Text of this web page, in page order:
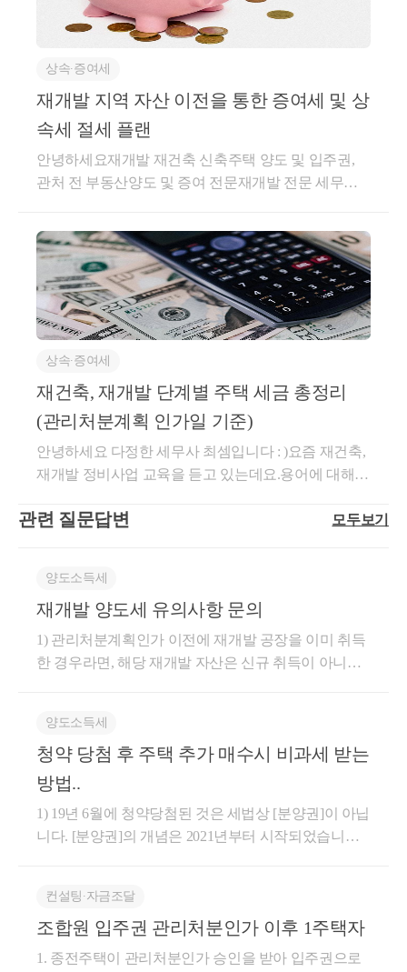
경과 후 조합원 입주권을 취득② 재개발재건축 신축주
택이완성된 후 3년 이내에 그 주택으로 세대 전원이 이
이 완성되기 전이나완성 후 3년 이내에 종전 주택을 양
도할 것[ 일반 분양 당첨자 일시적 분양권 비과세 특례
][요건]☞ Case 1 . 분양권 취득 3년 이내에 종전 주택 양
년 경과 후 분양권을 취득② 분양권 취득한 날부터3년
이내에 종전 주택을 양도☞ Case 2. 분양권 취득 3년 이
전 주택 취득일부터1년 경과 후 분양권을 취득② 재개
발재건축 신축주택이완성된 후 3년 이내에 그 주택으
로 세대 전원이 이사하여 1년 이상 계속 거주③ 재개발
재건축 신축주택이 완성되기 전이나완성 후 3년 이내
에 종전 주택을 양도할 것[4] 입주권 주택 수 포함 및 장
택 수 포함 - O[2] 입주권 자체 양도시 중과세율 적용 여
부 - X[3] 장기보유특별공제 관련 - 관리처분계획인가
욱 더 극대화 시킬 수 있습니다.또한, 다세대 주택 중
시가표준액(기준시가)이 3억원 미만이라면일반 취득
세율로 증여를 할 수 있는 장점도 있습니다.주의사항
및 진행절차재개발 지역의 부동산을 증여 그냥 진행하
면 될까 ?그렇다면 이러한 재개발 지역의 증여는 간단
하게 감정평가 후 등기를 통하여 진행하면 될까요 ?자
칫 잘못하면감정 등 부수비용 모두 지출한 상태에서
토지거래허가 대상이라 더이상의 절차 진행 불가능투
기과열지구 조합원지위 전매제한 위배로 해당 권리 현
로 인한 추가 세액 부담취득세율 착오 계산으로 수억
원대의 취득세 발생주택임대사업자 요건 위배로 감면
세액 및 과태료 추징등 심각한 문제가 발생할 수 있습
니다.아래의 절차에 따라 면밀히 검토하고 진행하여야
합니다.☞ [Step -1] 조합원 지위 유지 관련 ( 도시 및 주
조합원 지위가 박탈되지 않는 지 면밀하게 확인하여야
합니다.권리가액으로 현금 청산될 수 있습니다.이러한
확인은 아래의 절차에 따라 진행됩니다.[1] 납세자 + 세
기에 세무사의 전문 영역은 아닙니다.다만, 법률 전문
가인 변호사님도 해당 판단은 조심스러워 하고 검토하
, 그리고 재개발 재건축 전문 세무사의 지식 공유를 통
이 조합원입주권인지 주택인지 확인 + 현재 재개발 단
에 난 재개발 지역인지도정법 시행령 제 37조의 예외
사항에 해당하는지수증자의 세대분리를 통하여 조합
원 지위 이전에 문제가 없는지이후 분담금과 전세금
지[2] 조합 사무실 및 행정기관 확인구청 도시정비과
및 조합 사무실에 해당 내용 기반으로 법령 추적 및 사
실관계 확인 후 질의[3] 등기 과정 다시 한 번 확인 ( 조
이전의 형태 결정 및 절차상 문제 검토 ( 통 증여, 부담
부 증여, 저가 매매, 교환 등 )조합원 지위 이전에 문제
행하시면 됩니다.[1] 자산 이전의 형태 결정 ( 현재 세입
등)나 전략정비구역(성수) 등 토지거래허가대상인지
확인감정평가 후 증여 등기를 하여야 하기에 평가 후
동산 / 아파트 / 고가 빌라&gt;Check Point. 증여대상 부
동산이 아파트인경우 유사매매사례가액 확인증여 시
점 선정 이유☞ ① 증여세 최소화사업시행인가가 나는
순간 사업 중단 가능성이 희박해지기에 투자자 매수세
이루어져 유사매매사례가액이 형성될 가능성이 높음.
사업시행인가 후 유사매매사례가액이 높아져 부담하
여야 할 증여세액이 증가할 가능성 높음.☞ ② 원조합
축 주택의 양도소득세 계산시 보유기간을 기존 주택
취득시기부터 보유기간을 인정시세 급등 전 증여☞ ③
재개발 물건의 조합원 지위 이전재개발 예정 부동산의
경우 이후 관리처분계획인가가 난다면 도정법 39조 및
도정법시행령 37조 예외 사항에 해당하지 않는다면조
합원 지위 전매가 불가하기에 사전에 이전하여야 하는
데 최적 시점이 될 가능성이 높음.☞ ④ 평가심의위원
회 대상이 될 수 있는 경우 추정시가로 증여재산가액
이 신고 후 불인정 될 수 있기에 해당 시점에 증여세번
째 고려 증여 시점[ 관리처분계획 전 종전자산평가 이
후 ] &lt;대상 : 투기과열지구 재개발 물건 및 일부 다세
대주택 단독주택 및 빌라 &gt;Check Point. 유사매매사
상 고가의 빌라인지 확인 / 증여자 2주택 여부 확인증
원조합원의 경우 차후 재개발 재건축 신축 주택의 양
보유기간을 인정현재 사업시행인가가 났다면 관리처
분계획인가 전 증여 고려☞② 조합원 지위 전매제한
이전 증여재개발 부동산의 경우 관리처분계획인가일
재사업시행인가 이후 부동산 시세는 일반적으로 오르
나 관리처분계획 이전종전자산에 대한 평가가 이루어
지면 일부 실망 매물이 발생할 수 있어 잠시 가격이 낮
아질 수 있습니다.해당 시점의 유사매매사례가액이나
감정평가가액으로 증여를 진행하는 것도 고려할 수 있
습니다.☞④ 수증자 이주비대출 가능성 존재 및 대체
분계획 인가 후 이주비대출을 받아대체주택을 취득 해
용 받을 수 있어세제상 큰 혜택을 받을 수 있는 마지막
시기라해당 시점에 증여를 고려해볼 수 있습니다. 관리
래서 증여하는 상황이나저가 양수나 부담부 증여 등
추가적인 발생 상황은 제하고기본적인 증여재산가액
평가방법과권장되는 기본 상황 아래에서의 시기에 대
하여 안내드리겠습니다. 증여를 계획하실 때는증여재
산가액이 차후 양도시 취득가액이 되기에증여세만 고
오늘은 무주택자인 자녀한테재개발 재건축 예정/진행
부동산을 증여할 때 평가방법과전략에 대하여 기본적
인 구조를 말씀드리겠습니다. 관리처분계획인가 전 기
) 1. 증여재산 평가방법어디에서나 확인할 수 있는 기본
적 내용부터 설명드리겠습니다.증여세 신고시 증여재
산평가방법은 아래와 같이 합니다.(1-1) 원칙 증여일 당
시의 시가[ 상속세 및 증여세법 제60조 _ 상증령 제 49
조 ① ]- 증여일 전 6개월 후 3개월 이내에 매매사실이
있는 경우매매가액-해당 기간에 감정평가가액이 있다
면 그 평균액(1-2) 유사매매사례가액이 있는 경우 해당
금액[ 상속세 및 증여세법 제 49조 ④ _ 상증시행규칙
제 15조 ③ 1.](1-1)의 금액이 없더라도 평가기준일당시
기준시가와 주거전용면적이 증여대상 물건과 5% 이내
로 차이가 나는 경우해당 유사매매사례가액의 거래가
격ex) 아파트 / 다세대주택의 다른 호실 거래 존재시(2)
동법 61조 ]-기준시가[ 토지(개별공시지가) , 건물(기준
및 전략 우선 해당 내용을 이해하기 위하여기본적인 원
와재개발 재건축 사업 진행 과정간의 시세변동취득세
중과 규정 및 세율에 대한 이해가 필요합니다.해당 포
스팅에서여러가지 경우를 다 고려할 수 없기에 오늘
주택 예상 ) 전략 :증여세 최소화 / 1세대 1주택 고가주
택 양도시 장기보유특별공제액 최대화 / 원조합원 지
위 취득첫 번째 고려 시점[ 조합설립인가(사업시행자
한 대상 재건축 예정 부동산&gt;이유투기과열지구 내
재건축 예상 물건의 경우조합원 지위 전매제한 확인
당 시점에서는 재개발 재건축 사업의 불확실성이 존재
지 않을 수 있습니다. 두번째 고려 증여 시점[ 조합설립
인가 ~ 사업시행인가 전 ] &lt;대상 : 투기과열지구 외 부
상속∙증여세
재개발 지역 자산 이전을 통한 증여세 및 상
속세 절세 플랜
안녕하세요재개발 재건축 신축주택 양도 및 입주권,
관처 전 부동산양도 및 증여 전문재개발 전문 세무사
여 절세효과를 누릴 수 있는데요오늘은 이 효과와 어
떤 부분을 주의하여야 하는지에 대하여포스팅 해보도
록 하겠습니다.결론부터 말씀드리면 효과는 다음과 같
습니다.[1] 프리미엄 상당액을 감정평가를 통해서 5~6
0% 내의 금액을 효율적으로 증여 또는 저가 매매[2] 자
녀에게 신축아파트에 입주할 권리를 사전에 증여함으
로 인하여 합산 상속재산가액 감소 효과[3] 1+1 대상 재
개발 지역의 경우 향후 공유물 분할 절차까지 활용한
한 증여 설계 가능다만 여러가지 복합적으로 검토하여
야 할 부분이 많습니다.아래의 부분을 모두 면밀히 검
토 후 진행하여야 합니다.[1] 투기과열지구 조합원 지
주택정비에 관한 특별법 )[2] 이월과세 제도 및 부당행
략정비구역 등 일부 빌라에 대한 토지거래허가여부 사
중과대상 여부 등 ( 지방세법 )[5] 자산의 평가와 공제,
구조 등 ( 상속세 및 증여세법 )[6] 임대주택의 경우 추
징과 의무 불이행 검토 (민간임대주택에관한특별법 )
습니다.프리미엄 상당액을 감정을 통하여 최소화 된
가액으로 증여하며 이로 인한 증여세 절감 효과또한 ,
이후 상속이 개시되는 경우 합산되는 사전증여재산의
절감 효과추가로 신속통합기획지 등 일부 지역 제외하
고 빌라는 토지거래허가대상이 아니기에이로 인한 실
거주 의무 유예의 효과재개발 지역의 관리처분계획인
세대주택 등 빌라의 형태인 것이 많습니다.이러한 빌
거래가 아파트처럼활발하게 이루어지지 않습니다.따
라서 상속세 및 취득세 등에서해당 재산에 대한 감정
상속∙증여세
재건축, 재개발 단계별 주택 세금 총정리
(관리처분계획 인가일 기준)
안녕하세요 다정한 세무사 최셈입니다 : )요즘 재건축,
재개발 정비사업 교육을 듣고 있는데요.용어에 대해
서 만족하고 있습니다.틈틈히 재건축, 재개발시 논란
계별로 취득세 / 양도세 / 재산세 및 종부세 / 상증세 는
어떻게 되는지 확인해보도록 하겠습니다.일단 재건축,
재개발 즉 정비사업 단계는 크게 아래와 같이 진행됩
니다.이중 세법상 중요한 날은'관리처분계획 인가일'인
차이가 있는지 확인해보도록 하겠습니다.양도소득세
시점구분세율관리처분계획인가고시일 전주택의 양도
5 이후)관리처분계획인가고시일 후조합원입주권의 양
도단기 세율 주의취득 후 1년 미만 보유시 70%취득 후
2년 미만 보유시 60%장기 보유시 기본세율1세대 다주
양도하는 것이 중과세를 회피할 수 있는 방안이 될 수
있습니다.(26년 5월 중과 이후)단, 종전부동산평가액이
시세보다 낮게 나오는 경우가 많아장특공 측면에서 불
관련 질문답변 모두보기
양도소득세
재개발 양도세 유의사항 문의
1) 관리처분계획인가 이전에 재개발 공장을 이미 취득
한 경우라면, 해당 재개발 자산은 신규 취득이 아니라
는 구조는 아니므로, 기존 1주택을 재개발 계약 전에
매도하더라도 청산금에 대한 양도소득세가 줄어드는
효과는 제한적입니다. 따라서 이 상황에서는 기존 아
택 자체의 1세대 1주택 비과세 요건 충족 여부를 기준
으로 판단하시면 됩니다. 반면, 관리처분계획인가 이
니다. 관처 이후 취득한 재개발 자산은 사실상 권리가
보아, 향후 입주권 또는 주택 수 판단에서 신규 주택 취
득에 준해 보수적으로 해석될 가능성이 큽니다. 이 상
양도소득세
청약 당첨 후 주택 추가 매수시 비과세 받는
방법..
1) 19년 6월에 청약당첨된 것은 세법상 [분양권]이 아닙
니다. [분양권]의 개념은 2021년부터 시작되었습니다.
하는 당시 1주택인 자(사업시행계획인가 전이면 사업
시행계획인가일에 1주택인 자)는 재개발사업으로 인
한 대체주택을 취득하는 경우, 대체주택은 요건을 갖
컨설팅∙자금조달
조합원 입주권 관리처분인가 이후 1주택자
1. 종전주택이 관리처분인가 승인을 받아 입주권으로